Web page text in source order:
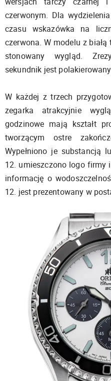
czerwonym. Dla
czasu wskazówka na
czerwona. W modelu z
stonowany wygląd.
sekundnik jest
W każdej z trzech
zegarka atrakcyjnie
godzinowe mają kształt
tworzącym ostre
Wypełniono je substancją
12. umieszczono logo firmy
informację o
12. jest prezentowany w